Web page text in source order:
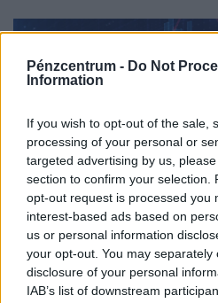
Pénzcentrum - Do Not
Information
If you wish to opt-out of the sale,
processing of your personal or
targeted advertising by us,
section to confirm your selection.
opt-out request is processed you
interest-based ads based on
us or personal information
your opt-out. You may
disclosure of your personal
IAB’s list of downstream
Ráfizetett, aki ma ebbe
Budapesti Értéktőzsdén
A részvénypiac forgalma